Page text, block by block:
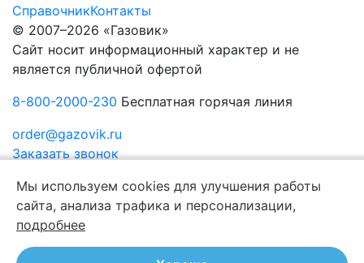
СправочникКонтакты
© 2007–2026 «Газовик»
Сайт носит информационный характер и не
является публичной офертой
8-800-2000-230 Бесплатная горячая линия
order@gazovik.ru
Заказать звонок
Мы используем cookies для улучшения работы
сайта, анализа трафика и персонализации,
подробнее